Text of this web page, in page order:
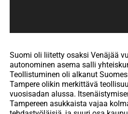
Suomi oli liitetty osaksi Venäjää
autonominen asema salli
Teollistuminen oli alkanut
Tampere olikin merkittävä
vuosisadan alussa.
Tampereen asukkaista vajaa